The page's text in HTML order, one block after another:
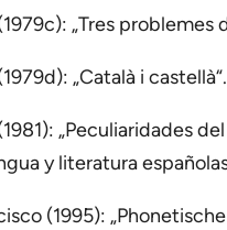
„Tres problemes
„Català i
„Peculiaridades
y literatura
(1995):